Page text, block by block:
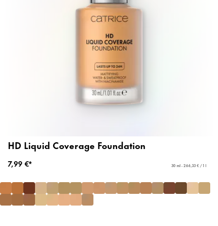
HD Liquid Coverage Foundation
7,99 €* 30 ml - 266,33 € / 1 l